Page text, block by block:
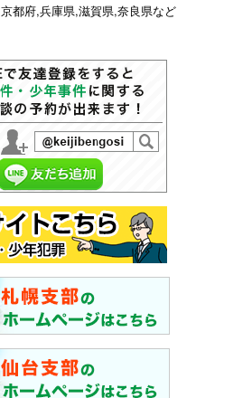
都府,兵庫県,滋賀県,奈良県など